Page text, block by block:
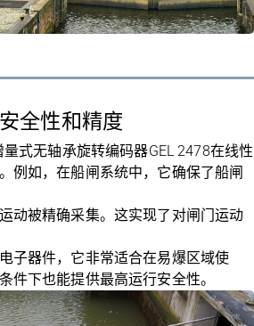
全性和精度
式无轴承旋转编码器GEL 2478在线性
例如，在船闸系统中，它确保了船闸
动被精确采集。这实现了对闸门运动
子器件，它非常适合在易爆区域使
件下也能提供最高运行安全性。